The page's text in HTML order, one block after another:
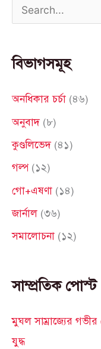
a
r
c
o
:
বিভাগসমূহ
অনধিকার চর্চা (৪৬)
অনুবাদ(৮)
কুণ্ডলিভেদ(৪১)
গল্প(১২)
গো+এষণা (১৪)
জার্নাল (৩৬)
সমালোচনা (১২)
সাম্প্রতিক পোস্ট
মুঘল সাম্রাজ্যের
যুদ্ধ